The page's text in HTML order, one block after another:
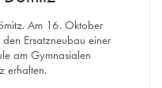
Am 16. Oktober
Ersatzneubau einer
am Gymnasialen
erhalten.